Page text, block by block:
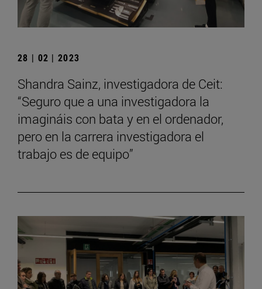
28 | 02 | 2023
Shandra Sainz, investigadora de Ceit:
“Seguro que a una investigadora la
imagináis con bata y en el ordenador,
pero en la carrera investigadora el
trabajo es de equipo”